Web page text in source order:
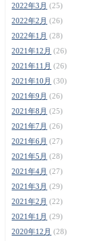
2022年3月 (25)
2022年2月 (26)
2022年1月 (28)
2021年12月 (26)
2021年11月 (26)
2021年10月 (30)
2021年9月 (26)
2021年8月 (25)
2021年7月 (26)
2021年6月 (27)
2021年5月 (28)
2021年4月 (27)
2021年3月 (29)
2021年2月 (22)
2021年1月 (29)
2020年12月 (28)